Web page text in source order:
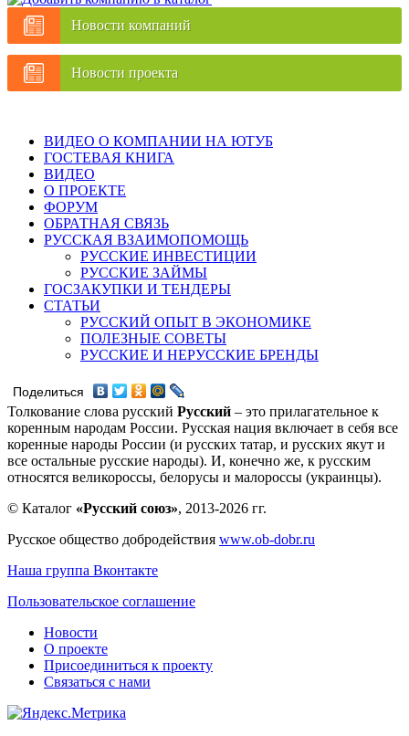
Новости компаний
Новости проекта
ВИДЕО О КОМПАНИИ НА ЮТУБ
ГОСТЕВАЯ КНИГА
ВИДЕО
О ПРОЕКТЕ
ФОРУМ
ОБРАТНАЯ СВЯЗЬ
РУССКАЯ ВЗАИМОПОМОЩЬ
РУССКИЕ ИНВЕСТИЦИИ
РУССКИЕ ЗАЙМЫ
ГОСЗАКУПКИ И ТЕНДЕРЫ
СТАТЬИ
РУССКИЙ ОПЫТ В ЭКОНОМИКЕ
ПОЛЕЗНЫЕ СОВЕТЫ
РУССКИЕ И НЕРУССКИЕ БРЕНДЫ
Поделиться
Толкование слова русский Русский – это прилагательное к
коренным народам России. Русская нация включает в себя все
коренные народы России (и русских татар, и русских якут и
все остальные русские народы). И, конечно же, к русским
относятся великороссы, белорусы и малороссы (украинцы).
© Каталог «Русский союз», 2013-2026 гг.
Русское общество добродействия www.ob-dobr.ru
Наша группа Вконтакте
Пользовательское соглашение
Новости
О проекте
Присоединиться к проекту
Связаться с нами